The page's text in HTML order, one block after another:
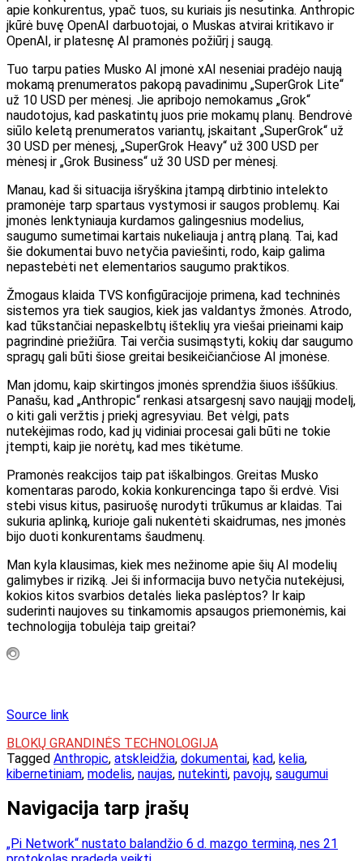
apie konkurentus, ypač tuos, su kuriais jis nesutinka. Anthropic
įkūrė buvę OpenAI darbuotojai, o Muskas atvirai kritikavo ir
OpenAI, ir platesnę AI pramonės požiūrį į saugą.
Tuo tarpu paties Musko AI įmonė xAI neseniai pradėjo naują
mokamą prenumeratos pakopą pavadinimu „SuperGrok Lite“
už 10 USD per mėnesį. Jie apribojo nemokamus „Grok“
naudotojus, kad paskatintų juos prie mokamų planų. Bendrovė
siūlo keletą prenumeratos variantų, įskaitant „SuperGrok“ už
30 USD per mėnesį, „SuperGrok Heavy“ už 300 USD per
mėnesį ir „Grok Business“ už 30 USD per mėnesį.
Manau, kad ši situacija išryškina įtampą dirbtinio intelekto
pramonėje tarp spartaus vystymosi ir saugos problemų. Kai
įmonės lenktyniauja kurdamos galingesnius modelius,
saugumo sumetimai kartais nukeliauja į antrą planą. Tai, kad
šie dokumentai buvo netyčia paviešinti, rodo, kaip galima
nepastebėti net elementarios saugumo praktikos.
Žmogaus klaida TVS konfigūracijoje primena, kad techninės
sistemos yra tiek saugios, kiek jas valdantys žmonės. Atrodo,
kad tūkstančiai nepaskelbtų išteklių yra viešai prieinami kaip
pagrindinė priežiūra. Tai verčia susimąstyti, kokių dar saugumo
spragų gali būti šiose greitai besikeičiančiose AI įmonėse.
Man įdomu, kaip skirtingos įmonės sprendžia šiuos iššūkius.
Panašu, kad „Anthropic“ renkasi atsargesnį savo naująjį modelį,
o kiti gali veržtis į priekį agresyviau. Bet vėlgi, pats
nutekėjimas rodo, kad jų vidiniai procesai gali būti ne tokie
įtempti, kaip jie norėtų, kad mes tikėtume.
Pramonės reakcijos taip pat iškalbingos. Greitas Musko
komentaras parodo, kokia konkurencinga tapo ši erdvė. Visi
stebi visus kitus, pasiruošę nurodyti trūkumus ar klaidas. Tai
sukuria aplinką, kurioje gali nukentėti skaidrumas, nes įmonės
bijo duoti konkurentams šaudmenų.
Man kyla klausimas, kiek mes nežinome apie šių AI modelių
galimybes ir riziką. Jei ši informacija buvo netyčia nutekėjusi,
kokios kitos svarbios detalės lieka paslėptos? Ir kaip
suderinti naujoves su tinkamomis apsaugos priemonėmis, kai
technologija tobulėja taip greitai?
Source link
BLOKŲ GRANDINĖS TECHNOLOGIJA
Tagged Anthropic, atskleidžia, dokumentai, kad, kelia,
kibernetiniam, modelis, naujas, nutekinti, pavojų, saugumui
Navigacija tarp įrašų
„Pi Network“ nustato balandžio 6 d. mazgo terminą, nes 21